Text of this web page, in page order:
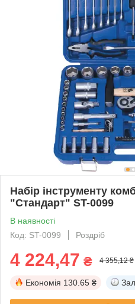
Набір інструменту
"Стандарт" ST-0099
В наявності
Код: ST-0099
Роздріб
4 224,47 ₴ 4 355,12 ₴
Економія 130.65 ₴